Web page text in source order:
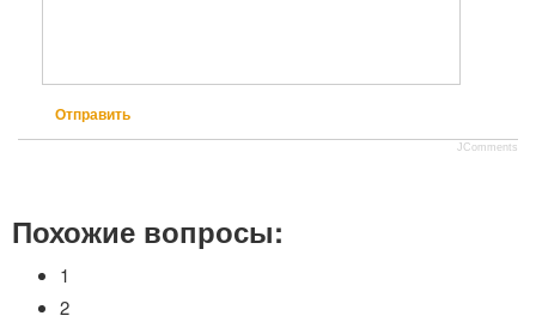
Отправить
JComments
Похожие вопросы:
1
2